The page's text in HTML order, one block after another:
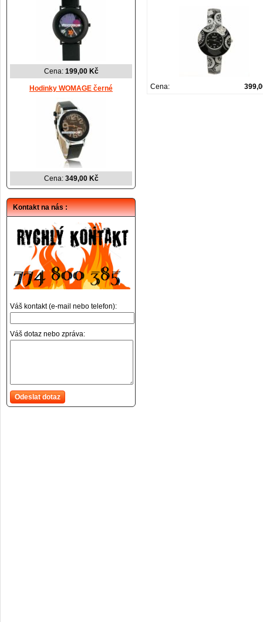
Cena:
Cena: 199,00 Kč
Hodinky WOMAGE černé
Cena: 349,00 Kč
Kontakt na nás :
Váš kontakt (e-mail nebo telefon):
Váš dotaz nebo zpráva:
Odeslat dotaz